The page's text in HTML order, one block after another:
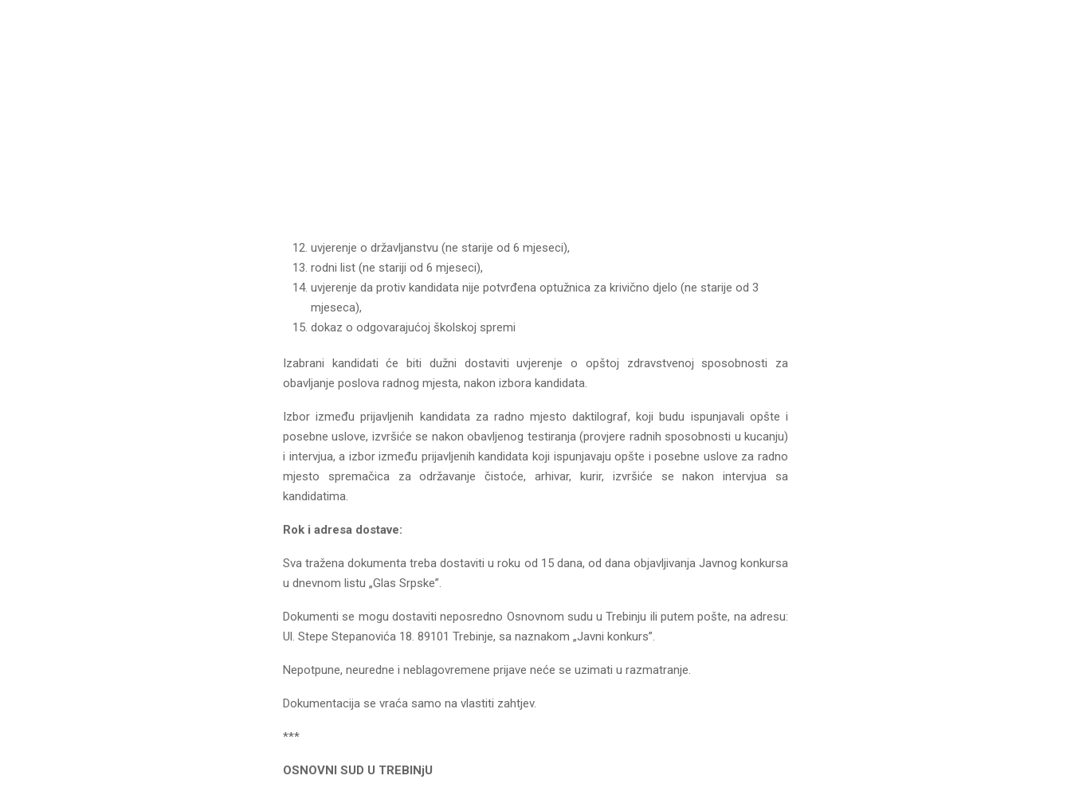
uvjerenje o državljanstvu (ne starije od 6 mjeseci),
rodni list (ne stariji od 6 mjeseci),
uvjerenje da protiv kandidata nije potvrđena optužnica za krivično djelo (ne starije od 3
mjeseca),
dokaz o odgovarajućoj školskoj spremi
Izabrani kandidati će biti dužni dostaviti uvjerenje o opštoj zdravstvenoj sposobnosti za
obavljanje poslova radnog mjesta, nakon izbora kandidata.
Izbor između prijavljenih kandidata za radno mjesto daktilograf, koji budu ispunjavali opšte i
posebne uslove, izvršiće se nakon obavljenog testiranja (provjere radnih sposobnosti u kucanju)
i intervjua, a izbor između prijavljenih kandidata koji ispunjavaju opšte i posebne uslove za radno
mjesto spremačica za održavanje čistoće, arhivar, kurir, izvršiće se nakon intervjua sa
kandidatima.
Rok i adresa dostave:
Sva tražena dokumenta treba dostaviti u roku od 15 dana, od dana objavljivanja Javnog konkursa
u dnevnom listu „Glas Srpske”.
Dokumenti se mogu dostaviti neposredno Osnovnom sudu u Trebinju ili putem pošte, na adresu:
Ul. Stepe Stepanovića 18. 89101 Trebinje, sa naznakom „Javni konkurs”.
Nepotpune, neuredne i neblagovremene prijave neće se uzimati u razmatranje.
Dokumentacija se vraća samo na vlastiti zahtjev.
***
OSNOVNI SUD U TREBINjU